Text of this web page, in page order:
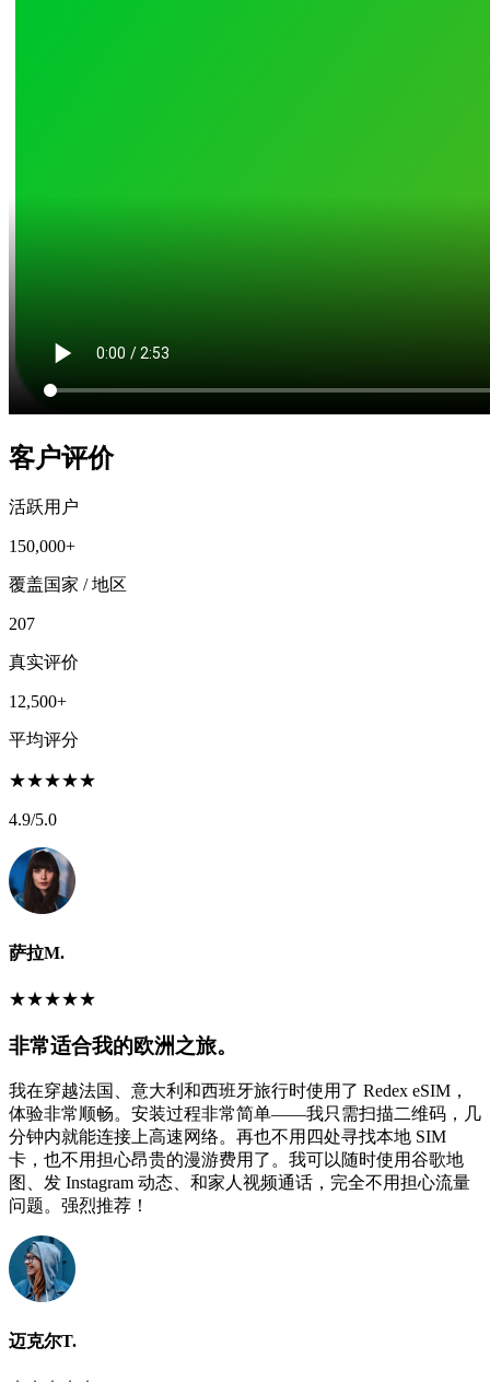
客户评价
活跃用户
150,000+
覆盖国家 / 地区
207
真实评价
12,500+
平均评分
★★★★★
4.9/5.0
萨拉M.
★★★★★
非常适合我的欧洲之旅。
我在穿越法国、意大利和西班牙旅行时使用了 Redex eSIM，
体验非常顺畅。安装过程非常简单——我只需扫描二维码，几
分钟内就能连接上高速网络。再也不用四处寻找本地 SIM
卡，也不用担心昂贵的漫游费用了。我可以随时使用谷歌地
图、发 Instagram 动态、和家人视频通话，完全不用担心流量
问题。强烈推荐！
迈克尔T.